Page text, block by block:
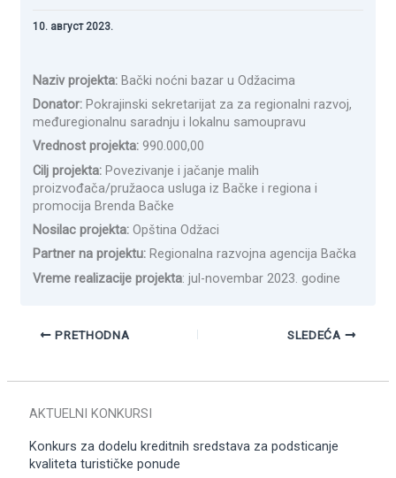
10. август 2023.
Naziv projekta:Bački noćni bazar u Odžacima
Donator: Pokrajinski sekretarijat za za regionalni razvoj,
međuregionalnu saradnju i lokalnu samoupravu
Vrednost projekta:990.000,00
Cilj projekta: Povezivanje i jačanje malih
proizvođača/pružaoca usluga iz Bačke i regiona i
promocija Brenda Bačke
Nosilac projekta: Opština Odžaci
Partner na projektu: Regionalna razvojna agencija Bačka
Vreme realizacije projekta: jul-novembar 2023. godine
PRETHODNA SLEDEĆA
AKTUELNI KONKURSI
Konkurs za dodelu kreditnih sredstava za podsticanje
kvaliteta turističke ponude